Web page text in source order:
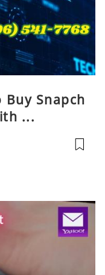
Snapch
...